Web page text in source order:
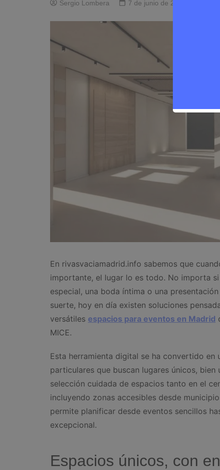
Sergio Lombera 7 de junio de 2025
En rivasvaciamadrid.info sabemos que
importante, el lugar lo es todo. No importa
especial, una boda íntima o una
suerte, hoy en día existen soluciones
versátiles espacios para eventos en Madrid
MICE.
Esta herramienta digital se ha convertido en
particulares que buscan lugares únicos,
selección cuidada de espacios tanto en el
incluyendo zonas accesibles desde
permite planificar desde eventos sencillos
excepcional.
Espacios únicos, con